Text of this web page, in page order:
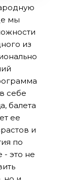
мы
из
себе
балета
ее
и
по
это не